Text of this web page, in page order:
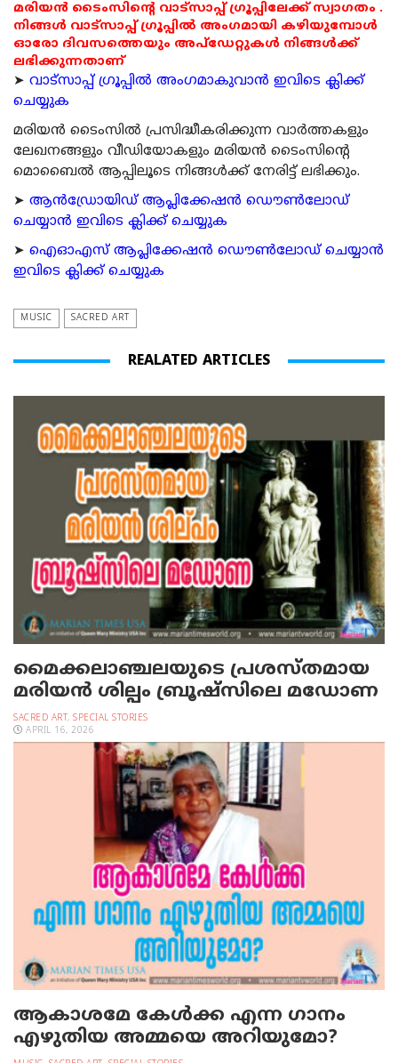
മരിയൻ ടൈംസിന്റെ വാട്സാപ്പ് ഗ്രൂപ്പിലേക്ക് സ്വാഗതം .
നിങ്ങൾ വാട്സാപ്പ് ഗ്രൂപ്പിൽ അംഗമായി കഴിയുമ്പോൾ
ഓരോ ദിവസത്തെയും അപ്ഡേറ്റുകൾ നിങ്ങൾക്ക്
ലഭിക്കുന്നതാണ്
➤ വാട്സാപ്പ് ഗ്രൂപ്പിൽ അംഗമാകുവാൻ ഇവിടെ ക്ലിക്ക്
ചെയ്യുക
മരിയന്‍ ടൈംസില്‍ പ്രസിദ്ധീകരിക്കുന്ന വാര്‍ത്തകളും
ലേഖനങ്ങളും വീഡിയോകളും മരിയന്‍ ടൈംസിന്റെ
മൊബൈല്‍ ആപ്പിലൂടെ നിങ്ങള്‍ക്ക് നേരിട്ട് ലഭിക്കും.
➤ ആന്‍ഡ്രോയിഡ് ആപ്ലിക്കേഷന്‍ ഡൌണ്‍ലോഡ്
ചെയ്യാന്‍ ഇവിടെ ക്ലിക്ക് ചെയ്യുക
➤ ഐഓഎസ് ആപ്ലിക്കേഷന്‍ ഡൌണ്‍ലോഡ് ചെയ്യാന്‍
ഇവിടെ ക്ലിക്ക് ചെയ്യുക
MUSIC SACRED ART
REALATED ARTICLES
മൈക്കലാഞ്ചലയുടെ പ്രശസ്തമായ
മരിയന്‍ ശില്പം ബ്രൂഷ്‌സിലെ മഡോണ
SACRED ART, SPECIAL STORIES
APRIL 16, 2026
ആകാശമേ കേള്‍ക്ക എന്ന ഗാനം
എഴുതിയ അമ്മയെ അറിയുമോ?